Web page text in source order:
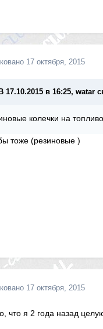
17 октября, 2015
17.10.2015 в 16:25, watar
колечки на
тоже (резиновые )
17 октября, 2015
что я 2 года назад